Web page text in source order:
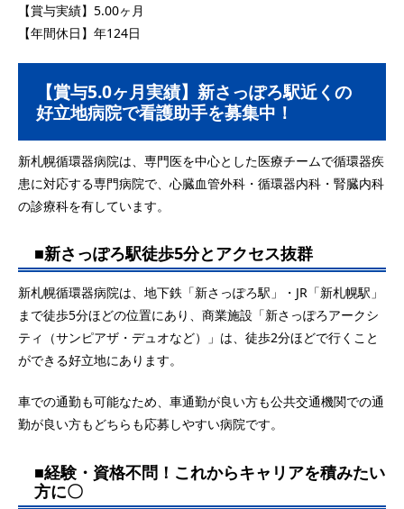
【賞与実績】5.00ヶ月
【年間休日】年124日
【賞与5.0ヶ月実績】新さっぽろ駅近くの
好立地病院で看護助手を募集中！
新札幌循環器病院は、専門医を中心とした医療チームで循環器疾
患に対応する専門病院で、心臓血管外科・循環器内科・腎臓内科
の診療科を有しています。
■新さっぽろ駅徒歩5分とアクセス抜群
新札幌循環器病院は、地下鉄「新さっぽろ駅」・JR「新札幌駅」
まで徒歩5分ほどの位置にあり、商業施設「新さっぽろアークシ
ティ（サンピアザ・デュオなど）」は、徒歩2分ほどで行くこと
ができる好立地にあります。
車での通勤も可能なため、車通勤が良い方も公共交通機関での通
勤が良い方もどちらも応募しやすい病院です。
■経験・資格不問！これからキャリアを積みたい
方に〇